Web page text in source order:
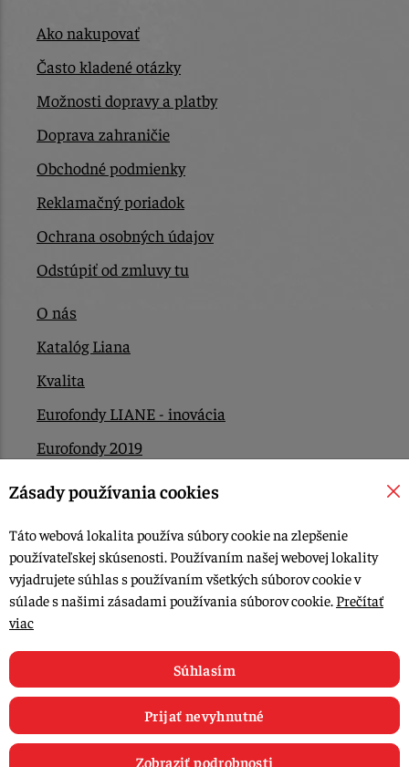
Ako nakupovať
Často kladené otázky
Možnosti dopravy a platby
Doprava zahraničie
Obchodné podmienky
Reklamačný poriadok
Ochrana osobných údajov
Odstúpiť od zmluvy tu
O nás
Katalóg Liana
Kvalita
Eurofondy LIANE - inovácia
Eurofondy 2019
Eurofondy 2022/2023
Kontakt
© 2015-2026, LIANA GOLIAŠ s.r.o. všetky práva vyhradené.
Upraviť nastavenia Cookies
Zásady používania cookies
Táto webová lokalita používa súbory cookie na zlepšenie
používateľskej skúsenosti. Používaním našej webovej lokality
vyjadrujete súhlas s používaním všetkých súborov cookie v
súlade s našimi zásadami používania súborov cookie. Prečítať
viac
Súhlasím
Prijať nevyhnutné
Zobraziť podrobnosti